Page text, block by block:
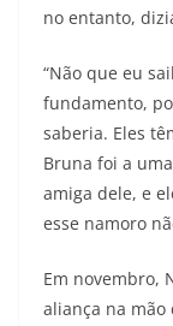
no entanto,
“Não que eu
fundamento,
saberia. Eles
Bruna foi a
amiga dele, e
esse namoro
Em novembro,
aliança na mão